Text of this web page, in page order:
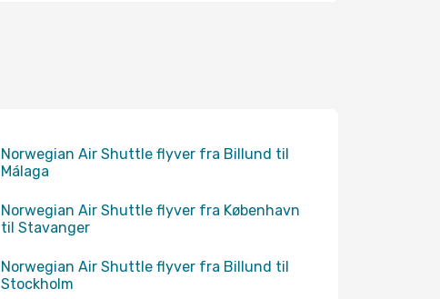
Norwegian Air Shuttle flyver fra Billund til
Málaga
Norwegian Air Shuttle flyver fra København
til Stavanger
Norwegian Air Shuttle flyver fra Billund til
Stockholm